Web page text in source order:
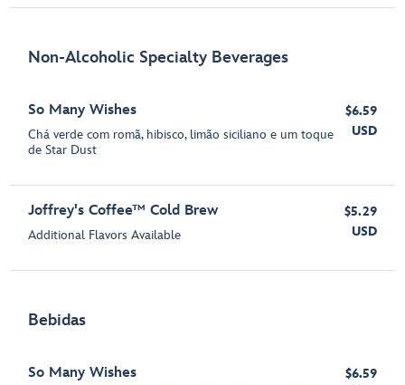
Non-Alcoholic Specialty Beverages
So Many Wishes
Chá verde com romã, hibisco, limão siciliano e um toque
de Star Dust
$6.59
USD
Joffrey's Coffee™ Cold Brew
Additional Flavors Available
$5.29
USD
Bebidas
So Many Wishes
$6.59